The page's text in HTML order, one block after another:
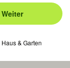
Weiter
& Garten